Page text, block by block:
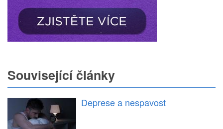
Související články
Deprese a nespavost